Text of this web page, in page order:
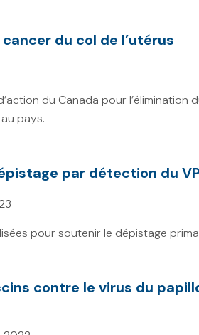
du col de l’utérus
du Canada pour l’élimination
pays.
par détection du
pour soutenir le dépistage
contre le virus du